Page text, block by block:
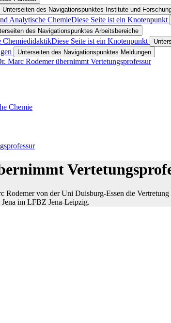
Unterseiten des Navigationspunktes Institute und
Analytische ChemieDiese Seite ist ein Knotenpunkt
des Navigationspunktes Arbeitsbereiche
ChemiedidaktikDiese Seite ist ein Knotenpunkt
Unterseiten des Navigationspunktes Meldungen
Marc Rodemer übernimmt Vertetungsprofessur
Chemie
Rodemer von der Uni Duisburg-Essen die
Jena im LFBZ Jena-Leipzig.